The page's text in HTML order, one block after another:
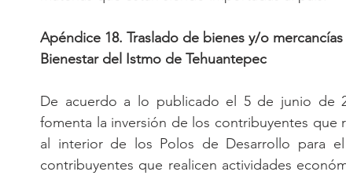
Apéndice 18. Traslado de bienes y/o
Bienestar del Istmo de Tehuantepec
De acuerdo a lo publicado el 5 de junio de
fomenta la inversión de los contribuyentes que
al interior de los Polos de Desarrollo para
contribuyentes que realicen actividades